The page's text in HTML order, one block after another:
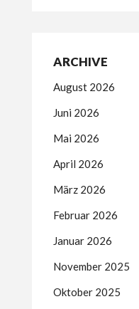
ARCHIVE
August 2026
Juni 2026
Mai 2026
April 2026
März 2026
Februar 2026
Januar 2026
November 2025
Oktober 2025